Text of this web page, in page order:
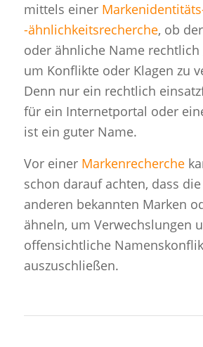
mittels einer
-ähnlichkeitsrecherche, ob
oder ähnliche Name rechtlich
um Konflikte oder Klagen zu
Denn nur ein rechtlich
für ein Internetportal oder
ist ein guter Name.
Vor einer Markenrecherche
schon darauf achten, dass
anderen bekannten Marken
ähneln, um Verwechslungen
offensichtliche
auszuschließen.